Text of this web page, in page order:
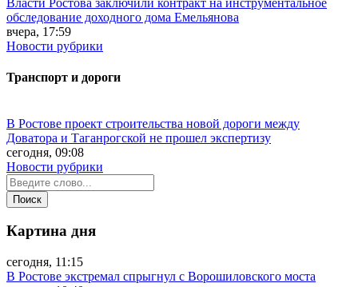
Власти Ростова заключили контракт на инструментальное
обследование доходного дома Емельянова
вчера, 17:59
Новости рубрики
Транспорт и дороги
В Ростове проект строительства новой дороги между
Доватора и Таганрогской не прошел экспертизу
сегодня, 09:08
Новости рубрики
Картина дня
сегодня, 11:15
В Ростове экстремал спрыгнул с Ворошиловского моста